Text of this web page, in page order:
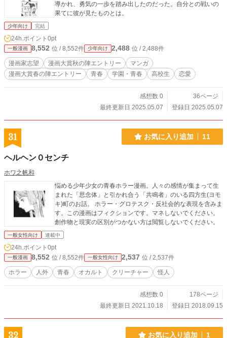
導かれ、勇気の一歩を踏み出したのだった。自分との戦いの
果てに彼が見たものとは。
少年向け 完結
24h.ポイント 0pt
一般漫画 8,552 位 / 8,552件 少年向け 2,488 位 / 2,488件
漫画家志望 漫画大賞秋の陣エントリー
マンガ
漫画大賞春の陣エントリー
青春 学園・青春 高校生 恋愛
感想数 0
36ページ
最終更新日 2025.05.07
登録日 2025.05.07
31 お気に入り追加 11
ヘルヘン０センチ
ホワ之帆和
悩める少年少女の青春ホラー漫画。人々の感情が集まって生
まれた「思念体」と引かれ合う「共鳴者」のいる四方生(ヨモ
キ)町のお話。 ホラー・グロテスク・反社会的な表現を含みま
す。この漫画はフィクションです。マネしないでください。
創作物と現実の区別がつかない方は閲覧しないでください。
一般女性向け 連載中
24h.ポイント 0pt
一般漫画 8,552 位 / 8,552件 一般女性向け 2,537 位 / 2,537件
ホラー 人外 青春 オカルト クリーチャー 怪人
感想数 0
178ページ
最終更新日 2021.10.18
登録日 2018.09.15
32 お気に入り追加 1